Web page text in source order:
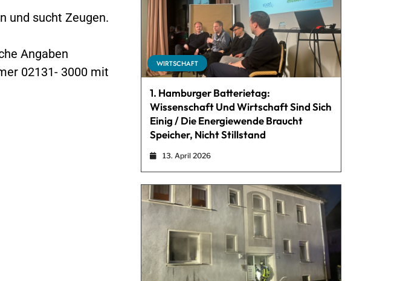
und sucht Zeugen.
Angaben
02131- 3000 mit
WIRTSCHAFT
1. Hamburger Batterietag:
Wissenschaft Und Wirtschaft Sind Sich
Einig / Die Energiewende Braucht
Speicher, Nicht Stillstand
13. April 2026